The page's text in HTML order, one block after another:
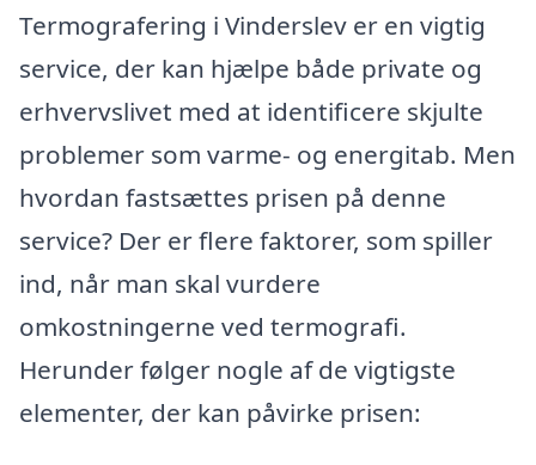
Termografering i Vinderslev er en vigtig
service, der kan hjælpe både private og
erhvervslivet med at identificere skjulte
problemer som varme- og energitab. Men
hvordan fastsættes prisen på denne
service? Der er flere faktorer, som spiller
ind, når man skal vurdere
omkostningerne ved termografi.
Herunder følger nogle af de vigtigste
elementer, der kan påvirke prisen: